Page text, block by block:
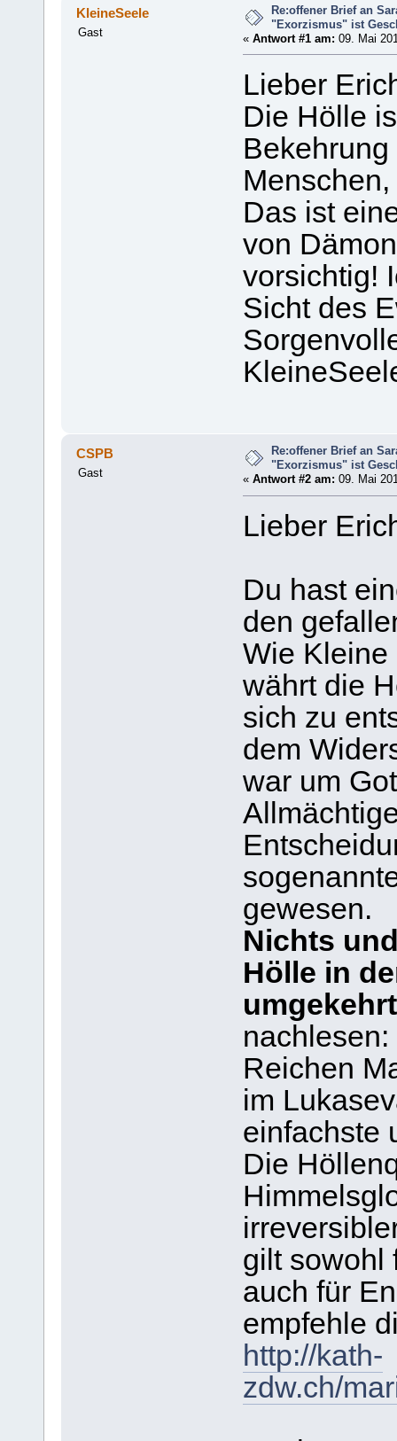
KleineSeele
Gast
Re:offener Brief an
"Exorzismus" ist
« Antwort #1 am: 09. Mai
Lieber
Die Hölle
Das ist
von
vorsichtig!
Sicht des
CSPB
Gast
Re:offener Brief an
"Exorzismus" ist
« Antwort #2 am: 09. Mai
Lieber
Du hast
den
Wie Kleine
währt die
sich zu
dem
war um
gewesen.
Nichts
Hölle in
Reichen
im
einfachste
Die
gilt sowohl
auch für
empfehle
http://kath-
zdw.ch/